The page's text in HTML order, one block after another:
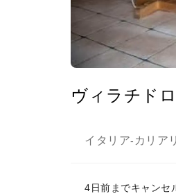
ヴィラチド
イタリア- カリアリ
4日前までキャンセ